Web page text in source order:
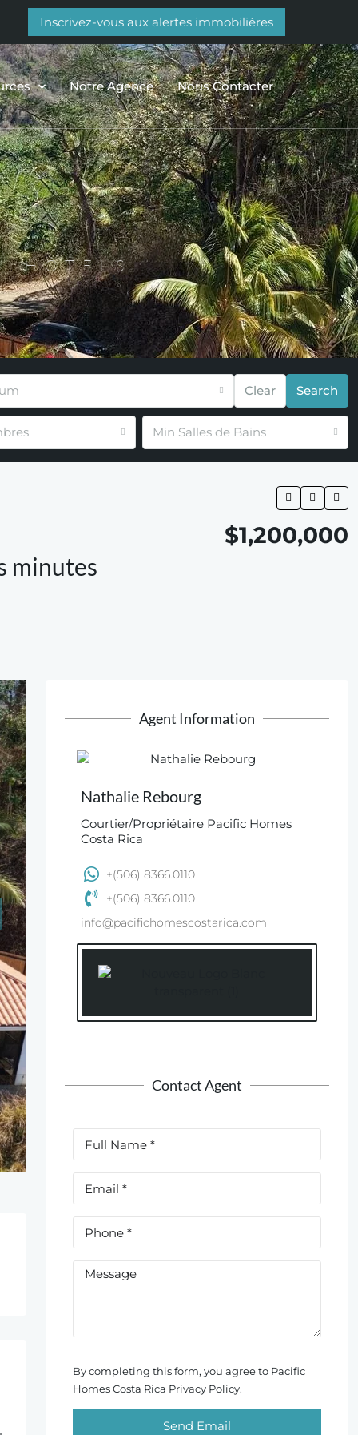
Inscrivez-vous aux alertes immobilières
Notre Agence Nous Contacter
HÔTELS,
Clear Search
Min Salles de Bains
minutes
$1,200,000
Agent Information
Nathalie Rebourg
Courtier/Propriétaire Pacific Homes
Costa Rica
+(506) 8366.0110
+(506) 8366.0110
info@pacifichomescostarica.com
Contact Agent
By completing this form, you agree to Pacific
Homes Costa Rica Privacy Policy.
Send Email